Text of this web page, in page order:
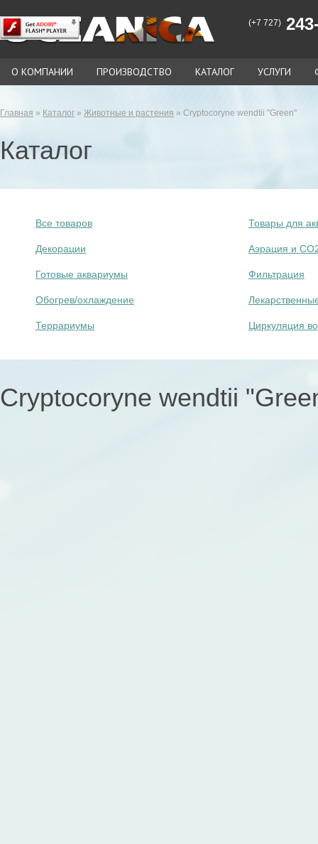
(+7 727)
О КОМПАНИИ ПРОИЗВОДСТВО КАТАЛОГ УСЛУГИ
Главная » Каталог » Животные и растения » Cryptocoryne wendtii "Green"
Каталог
Все товаров Товары для
Декорации Аэрация и
Готовые аквариумы Фильтрация
Обогрев/охлаждение
Террариумы Циркуляция
Cryptocoryne wendtii